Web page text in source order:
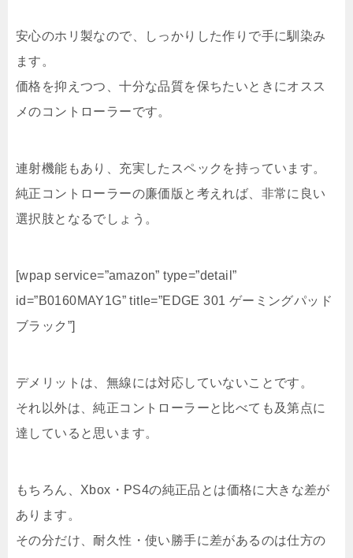
安心のホリ製なので、しっかりした作りで手に馴染み
ます。
価格を抑えつつ、十分な品質を保ちたいときにオスス
メのコントローラーです。
連射機能もあり、充実したスペックを持っています。
純正コントローラーの廉価版と考えれば、非常に良い
選択肢となるでしょう。
[wpap service=”amazon” type=”detail”
id=”B0160MAY1G” title=”EDGE 301 ゲーミングパッド
ブラック”]
デメリットは、無線には対応していないことです。
それ以外は、純正コントローラーと比べても及第点に
達していると思います。
もちろん、Xbox・PS4の純正品とは価格に大きな差が
あります。
その分だけ、耐久性・使い勝手に差があるのは仕方の